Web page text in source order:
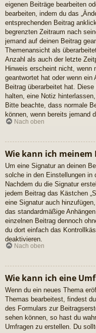
eigenen Beiträge bearbeiten
bearbeiten, indem du das
entsprechenden Beitrag
begrenzten Zeitraum nach
jemand auf deinen Beitrag
Themenansicht als
Anzahl als auch der letzte
Hinweis erscheint nicht, wenn
geantwortet hat oder wenn ein
Beitrag überarbeitet hat.
halten, eine Notiz
Bitte beachte, dass normale
können, wenn bereits jemand
Nach oben
Wie kann ich meinem
Um eine Signatur an deinen
solche in den Einstellungen in
Nachdem du die Signatur
jedem Beitrag das Kästchen
eine Signatur auch
das standardmäßige
einzelnen Beitrag dennoch
du dort einfach das
deaktivieren.
Nach oben
Wie kann ich eine
Wenn du ein neues Thema
Themas bearbeitest, findest
des Formulars zur
sehen können, so hast du
Umfragen zu erstellen. Du